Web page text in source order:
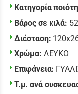
Κατηγορία
Βάρος σε κιλά: 52
Διάσταση:
Χρώμα: ΛΕΥΚΟ
Επιφάνεια:
Τ.μ. ανά